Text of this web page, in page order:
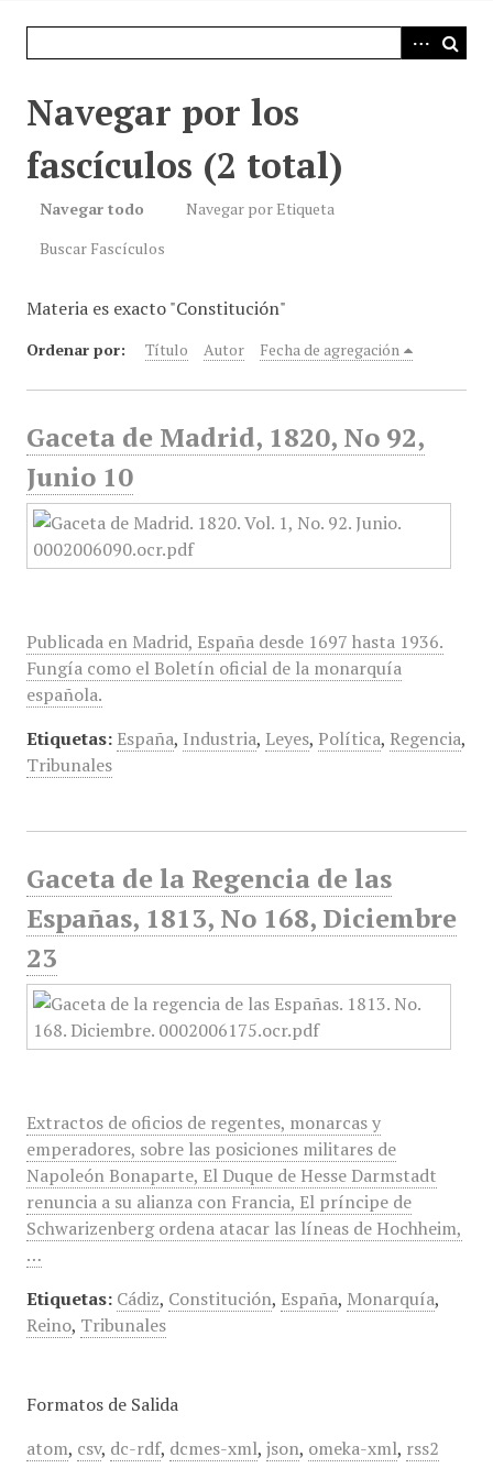
Navegar por los
fascículos (2 total)
Navegar todo
Navegar por Etiqueta
Buscar Fascículos
Materia es exacto "Constitución"
Ordenar por: Título Autor Fecha de agregación
Gaceta de Madrid, 1820, No 92,
Junio 10
Publicada en Madrid, España desde 1697 hasta 1936.
Fungía como el Boletín oficial de la monarquía
española.
Etiquetas: España, Industria, Leyes, Política, Regencia,
Tribunales
Gaceta de la Regencia de las
Españas, 1813, No 168, Diciembre
23
Extractos de oficios de regentes, monarcas y
emperadores, sobre las posiciones militares de
Napoleón Bonaparte, El Duque de Hesse Darmstadt
renuncia a su alianza con Francia, El príncipe de
Schwarizenberg ordena atacar las líneas de Hochheim,
…
Etiquetas: Cádiz, Constitución, España, Monarquía,
Reino, Tribunales
Formatos de Salida
atom, csv, dc-rdf, dcmes-xml, json, omeka-xml, rss2